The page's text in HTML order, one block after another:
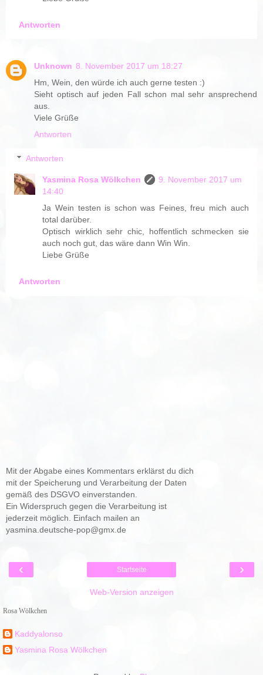
Antworten
Unknown 8. November 2017 um 18:27
Hm, Wein, den würde ich auch gerne testen :)
Sieht optisch auf jeden Fall schon mal sehr ansprechend
aus.
Viele Grüße
Antworten
Antworten
Yasmina Rosa Wölkchen
9. November 2017 um
14:40
Ja Wein testen is schon was Feines, freu mich auch
total darüber.
Optisch wirklich sehr chic, hoffentlich schmecken sie
auch noch gut, das wäre dann Win Win.
Liebe Grüße
Antworten
Mit der Abgabe eines Kommentars erklärst du dich
mit der Speicherung und Verarbeitung der Daten
gemäß des DSGVO einverstanden.
Ein Widerspruch gegen die Verarbeitung ist
jederzeit möglich. Einfach mailen an
yasmina.deutsche-pop@gmx.de
‹ ›
Startseite
Web-Version anzeigen
Rosa Wölkchen
Kaddyalonso
Yasmina Rosa Wölkchen